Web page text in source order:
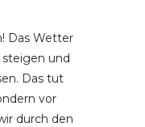
Das Wetter
steigen und
Das tut
vor
durch den